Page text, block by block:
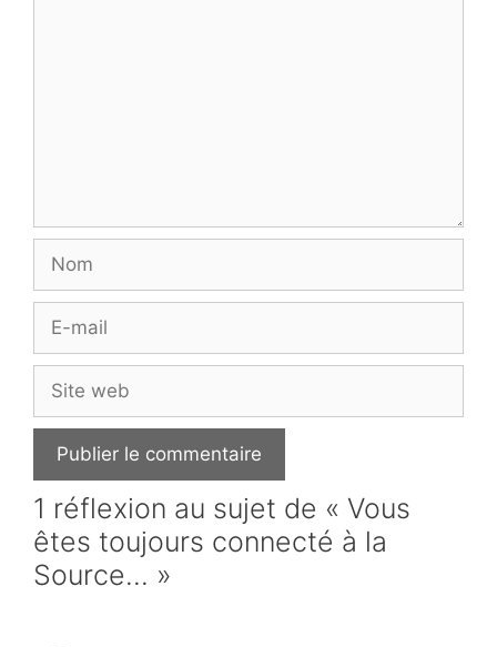
mail
web
1 réflexion au sujet de « Vous
êtes toujours connecté à la
Source… »